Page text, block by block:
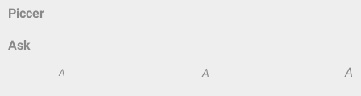
Piccer
Ask
A A A